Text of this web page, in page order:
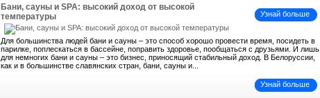
Узнай больше
Бани, сауны и SPA: высокий доход от высокой
температуры
Для большинства людей бани и сауны – это способ хорошо провести время, посидеть в
парилке, поплескаться в бассейне, поправить здоровье, пообщаться с друзьями. И лишь
для немногих бани и сауны – это бизнес, приносящий стабильный доход. В Белоруссии,
как и в большинстве славянских стран, бани, сауны и...
Узнай больше